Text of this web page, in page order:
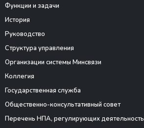
Функции и задачи
История
Руководство
Структура управления
Организации системы Минсвязи
Коллегия
Государственная служба
Общественно-консультативный совет
Перечень НПА, регулирующих деятельность